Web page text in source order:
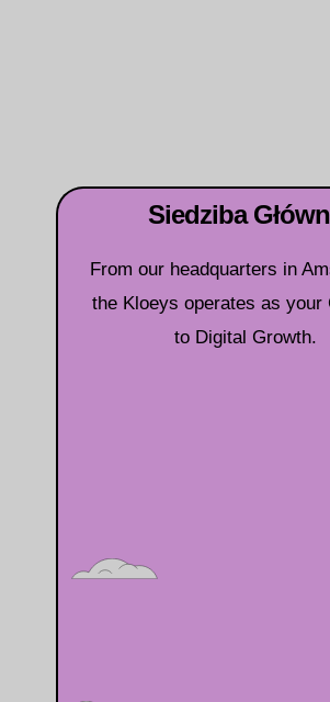
Siedziba
From our headquarters in
the Kloeys operates as your
to Digital Growth.